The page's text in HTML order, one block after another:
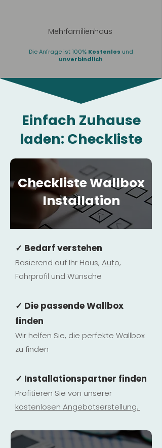
Mehrfamilienhaus
Die Anfrage ist 100% Kostenlos und
unverbindlich.
Einfach Zuhause
laden: Checkliste
Checkliste Wallbox
Installation
✓ Bedarf verstehen
Basierend auf Ihr Haus, Auto,
Fahrprofil und Wünsche
✓ Die passende Wallbox
finden
Wir helfen Sie, die perfekte Wallbox
zu finden
✓ Installationspartner finden
Profitieren Sie von unserer
kostenlosen Angebotserstellung.